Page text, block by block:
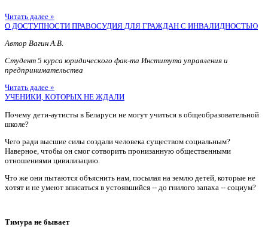
Читать далее »
О ДОСТУПНОСТИ ПРАВОСУДИЯ ДЛЯ ГРАЖДАН С ИНВАЛИДНОСТЬЮ
Автор Вагин А.В.
Студент 5 курса юридического фак-та Института управления и
предпринимательства
Читать далее »
УЧЕНИКИ, КОТОРЫХ НЕ ЖДАЛИ
Почему дети-аутисты в Беларуси не могут учиться в общеобразовательной
школе?
Чего ради высшие силы создали человека существом социальным?
Наверное, чтобы он смог сотворить пронизанную общественными
отношениями цивилизацию.
Что же они пытаются объяснить нам, посылая на землю детей, которые не
хотят и не умеют вписаться в устоявшийся -- до гнилого запаха -- социум?
Тимура не бывает